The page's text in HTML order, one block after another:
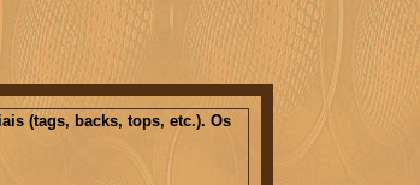
(tags, backs, tops, etc.). Os